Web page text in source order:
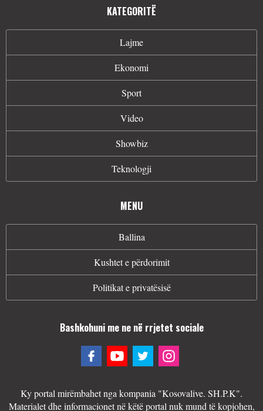
KATEGORITË
Lajme
Ekonomi
Sport
Video
Showbiz
Teknologji
MENU
Ballina
Kushtet e përdorimit
Politikat e privatësisë
Bashkohuni me ne në rrjetet sociale
Ky portal mirëmbahet nga kompania "Kosovalive. SH.P.K".
Materialet dhe informacionet në këtë portal nuk mund të kopjohen,